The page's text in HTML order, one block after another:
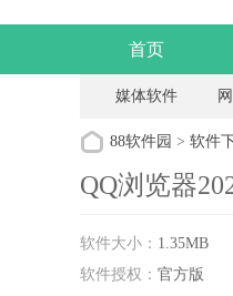
首页
媒体软件
88软件园 > 软件
QQ浏览器
软件大小： 1.35MB
软件授权： 官方版